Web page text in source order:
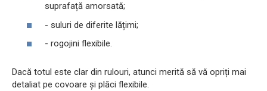
suprafață amorsată;
- suluri de diferite lățimi;
- rogojini flexibile.
Dacă totul este clar din rulouri, atunci merită să vă opriți mai
detaliat pe covoare și plăci flexibile.